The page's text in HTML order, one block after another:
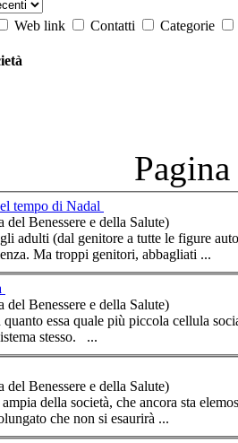
Web link Contatti Categorie
tempo di Nadal
Benessere e della Salute)
adulti (dal genitore a tutte le figure
Ma troppi genitori, abbagliati ...
Benessere e della Salute)
quanto essa quale più piccola cellula
andrà a caratterizzare il sistema stesso. ...
Benessere e della Salute)
della società, che ancora sta
che non si esaurirà ...